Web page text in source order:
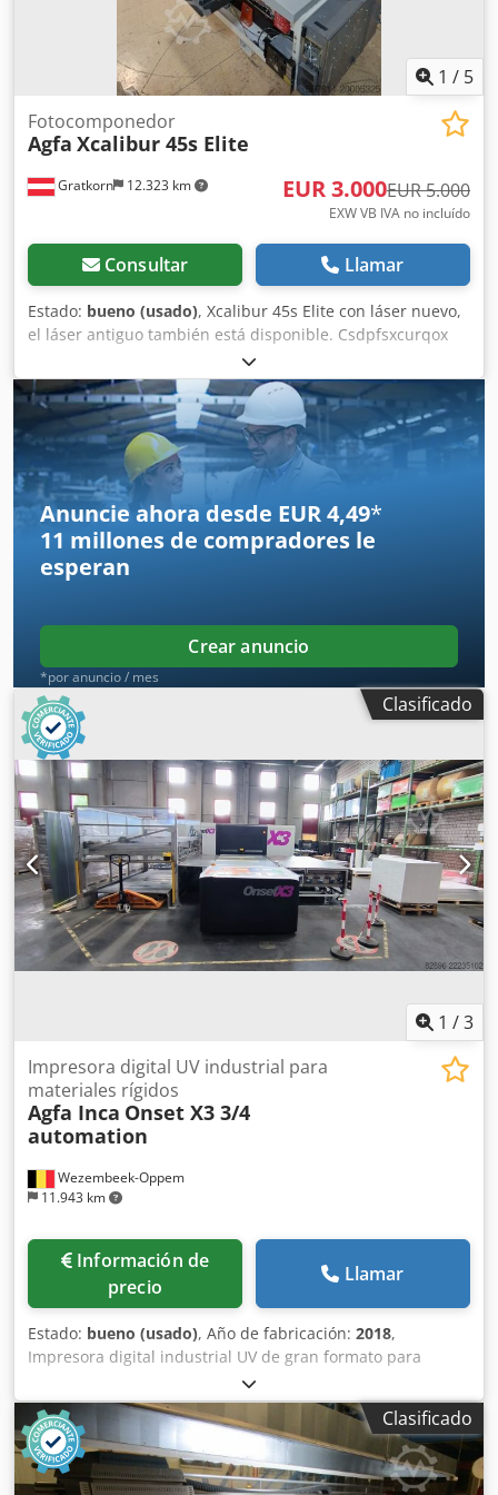
inspeccionar el equipo. Chedpfx Ahoznc Rlsaoa
1 / 5
Gratkorn 12.323 km
Fotocomponedor
Agfa Xcalibur 45s Elite
EUR 3.000EUR 5.000
EXW VB IVA no incluído
Consultar Llamar
Estado: bueno (usado), Xcalibur 45s Elite con láser nuevo,
el láser antiguo también está disponible. Csdpfsxcurqox
Anuncie ahora desde EUR 4,49*
11 millones de compradores le
esperan
Crear anuncio
*por anuncio / mes
Clasificado
1 /3
Wezembeek-Oppem
11.943 km
Impresora digital UV industrial para
materiales rígidos
Agfa Inca Onset X3 3/4
automation
Información de
precio
Llamar
Estado: bueno (usado), Año de fabricación: 2018,
Impresora digital industrial UV de gran formato para
soportes rígidos La Inca Onset X2 es una impresora
industrial de inyección de tinta de alta productividad,
diseñada para la impresión de gráficos para publicidad,
materiales POP/POS, embalajes e impresión especializada.
Desarrollada por Inca Digital Printers (posteriormente
Clasificado